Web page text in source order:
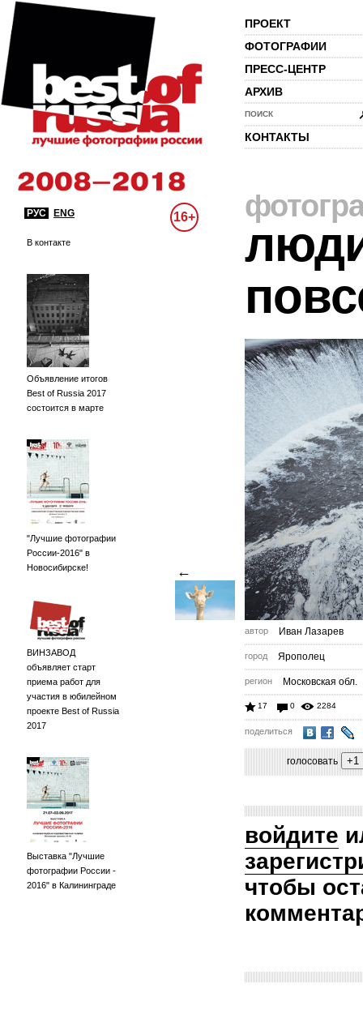
ПРОЕКТ
ФОТОГРАФИИ
ПРЕСС-ЦЕНТР
АРХИВ
ПОИСК
КОНТАКТЫ
РУС ENG 16+
В контакте
Объявление итогов
Best of Russia 2017
состоится в марте
"Лучшие фотографии
России-2016" в
Новосибирске!
ВИНЗАВОД
объявляет старт
приема работ для
участия в юбилейном
проекте Best of Russia
2017
Выставка "Лучшие
фотографии России -
2016" в Калининграде
←
автор Иван Лазарев
город Ярополец
регион Московская обл.
17 0 2284
поделиться
голосовать
войдите
чтобы